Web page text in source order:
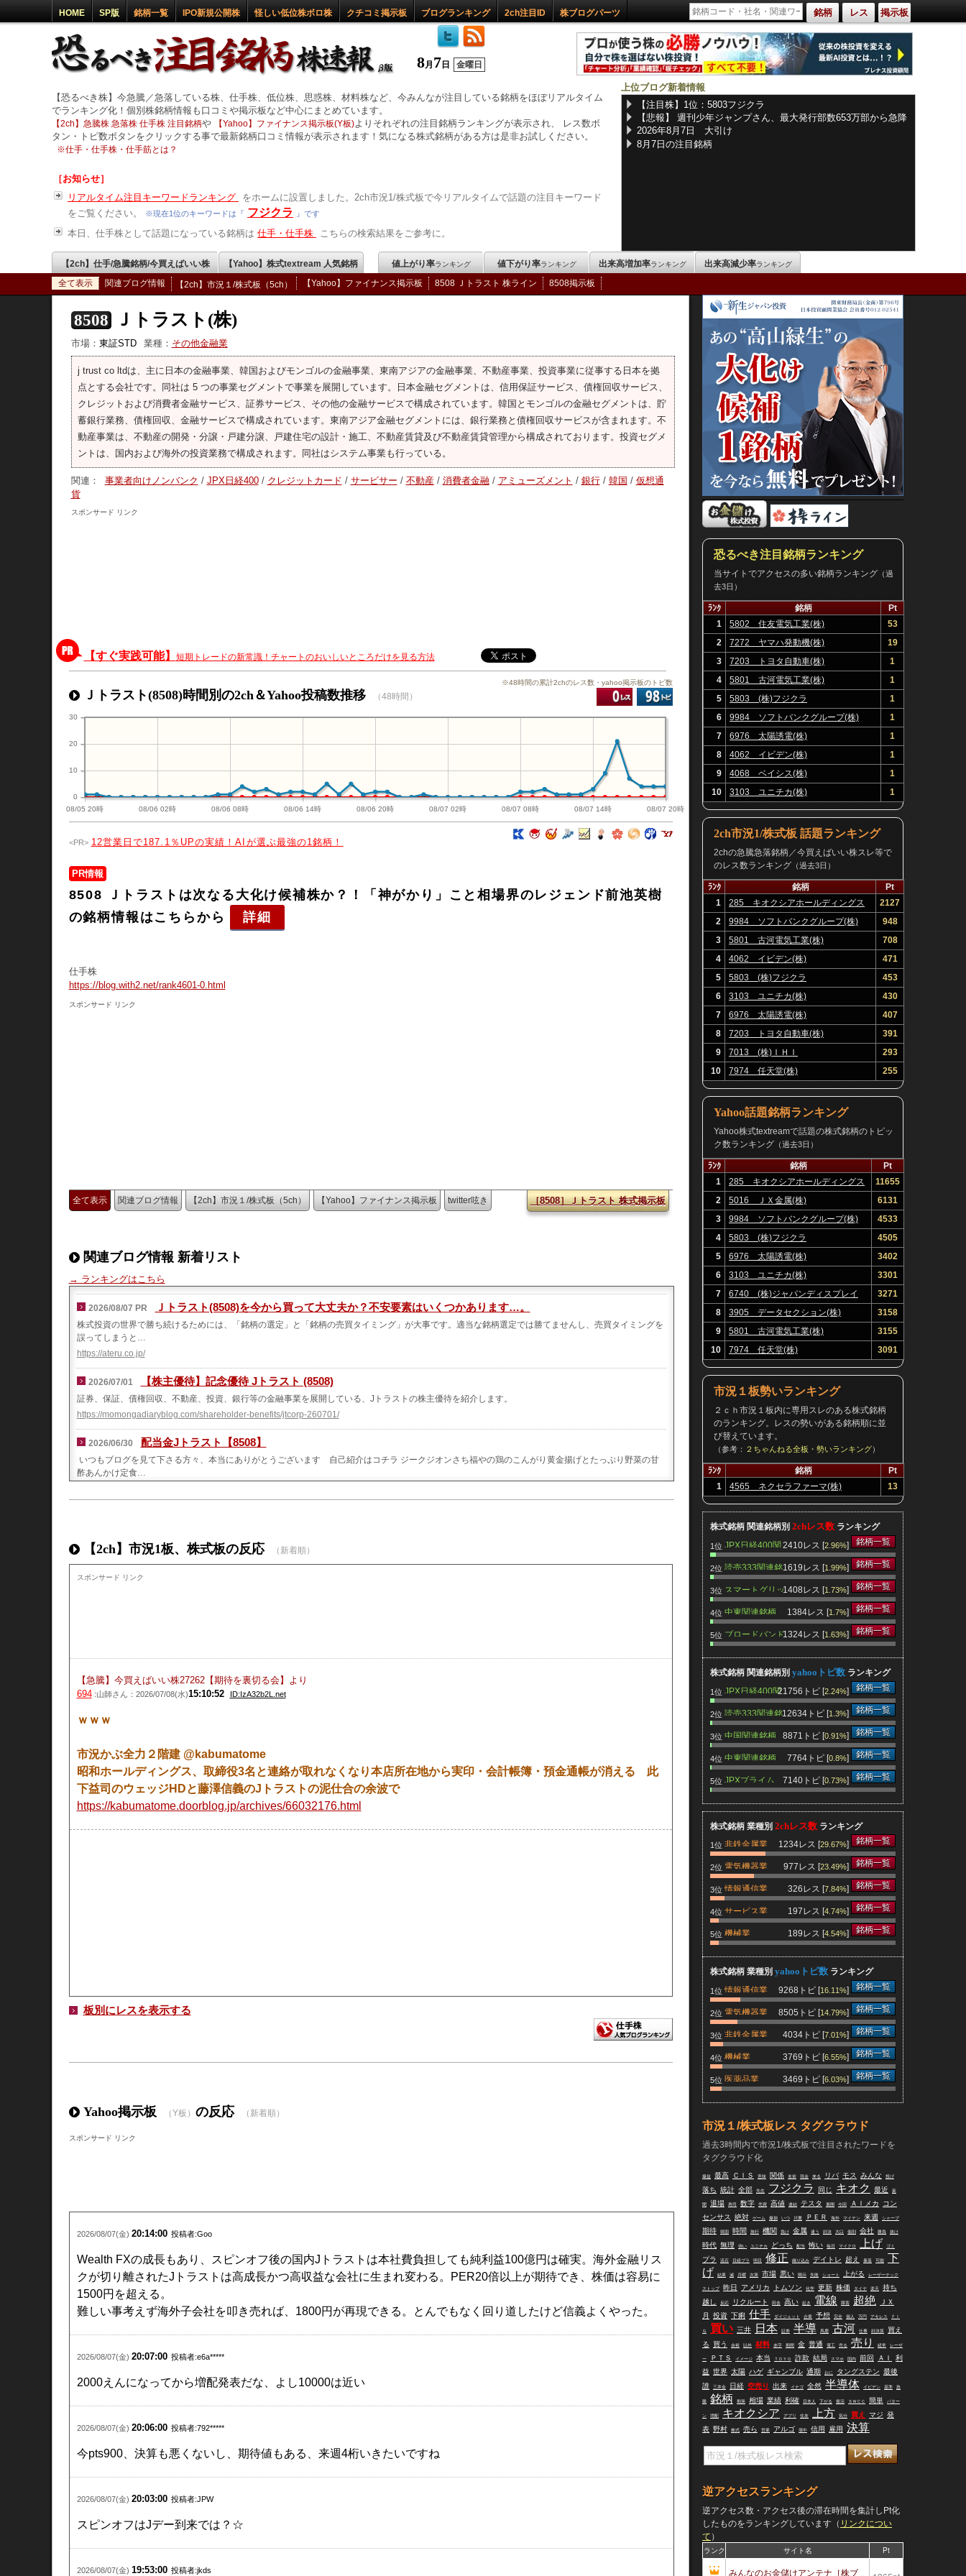
HOME SP版 銘柄一覧 IPO新規公開株 怪しい低位株ボロ株 クチコミ掲示板 ブログランキング 2ch注目ID 株ブログパーツ 銘柄 レス 掲示板
8月 7 日 金曜日
【恐るべき株】今急騰／急落している株、仕手株、低位株、思惑株、材料株など、今みんなが注目している銘柄をほぼリアルタイム
でランキング化！個別株銘柄情報も口コミや掲示板など中心にまとめています。
【2ch】急騰株 急落株 仕手株 注目銘柄や 【Yahoo】ファイナンス掲示板(Y板)よりそれぞれの注目銘柄ランキングが表示され、 レス数ボ
タン・トピ数ボタンをクリックする事で最新銘柄口コミ情報が表示されます！気になる株式銘柄がある方は是非お試しください。
※仕手・仕手株・仕手筋とは？
［お知らせ］
リアルタイム注目キーワードランキング
をホームに設置しました。2ch市況1/株式板で今リアルタイムで話題の注目キーワード
をご覧ください。
※現在1位のキーワードは『 フジクラ 』です
本日、仕手株として話題になっている銘柄は 仕手・仕手株 こちらの検索結果をご参考に。
上位ブログ新着情報
【注目株】1位：5803フジクラ
【悲報】 週刊少年ジャンプさん、最大発行部数653万部から急降
下でついに「100万部」を割ってしまうｗｗｗｗｗ
2026年8月7日 大引け
8月7日の注目銘柄
【2ch】仕手/急騰銘柄/今買えばいい株 【Yahoo】株式textream 人気銘柄 値上がり率ランキング 値下がり率ランキング 出来高増加率ランキング 出来高減少率ランキング
全て表示 関連ブログ情報 【2ch】市況１/株式板（5ch） 【Yahoo】ファイナンス掲示板 8508 Ｊトラスト 株ライン 8508掲示板
8508 Ｊトラスト(株)
市場： 東証STD 業種： その他金融業
j trust co ltdは、主に日本の金融事業、韓国およびモンゴルの金融事業、東南アジアの金融事業、不動産事業、投資事業に従事する日本を拠
点とする会社です。同社は 5 つの事業セグメントで事業を展開しています。日本金融セグメントは、信用保証サービス、債権回収サービス、
クレジットおよび消費者金融サービス、証券サービス、その他の金融サービスで構成されています。韓国とモンゴルの金融セグメントは、貯
蓄銀行業務、債権回収、金融サービスで構成されています。東南アジア金融セグメントには、銀行業務と債権回収サービスが含まれます。不
動産事業は、不動産の開発・分譲・戸建分譲、戸建住宅の設計・施工、不動産賃貸及び不動産賃貸管理から構成されております。投資セグメ
ントは、国内および海外の投資業務で構成されます。同社はシステム事業も行っている。
関連： 事業者向けノンバンク / JPX日経400 / クレジットカード / サービサー / 不動産 / 消費者金融 / アミューズメント / 銀行 / 韓国 / 仮想通
貨
スポンサード リンク
【すぐ実践可能】 短期トレードの新常識！チャートのおいしいところだけを見る方法
Ｊトラスト(8508)時間別の2ch＆Yahoo投稿数推移 （48時間）
※48時間の累計2chのレス数・yahoo掲示板のトピ数
08/05 20時 08/06 02時 08/06 08時 08/06 14時 08/06 20時 08/07 02時 08/07 08時 08/07 14時 08/07 20時
0
10
20
30
12営業日で187.1％UPの実績！AIが選ぶ最強の1銘柄！
PR情報
8508 Ｊトラストは次なる大化け候補株か？！「神がかり」こと相場界のレジェンド前池英樹
の銘柄情報はこちらから
詳細
仕手株
https://blog.with2.net/rank4601-0.html
スポンサード リンク
全て表示 関連ブログ情報 【2ch】市況１/株式板（5ch） 【Yahoo】ファイナンス掲示板 twitter呟き ［8508］Ｊトラスト 株式掲示板
関連ブログ情報 新着リスト
→ ランキングはこちら
2026/08/07 PR Ｊトラスト(8508)を今から買って大丈夫か？不安要素はいくつかあります…。
株式投資の世界で勝ち続けるためには、「銘柄の選定」と「銘柄の売買タイミング」が大事です。適当な銘柄選定では勝てませんし、売買タイミングを
誤ってしまうと…
https://ateru.co.jp/
2026/07/01 【株主優待】記念優待 Jトラスト (8508)
証券、保証、債権回収、不動産、投資、銀行等の金融事業を展開している、Jトラストの株主優待を紹介します。
https://momongadiaryblog.com/shareholder-benefits/jtcorp-260701/
2026/06/30 配当金Jトラスト【8508】
いつもブログを見て下さる方々、本当にありがとうございます 自己紹介はコチラ ジークジオンさち福やの鶏のこんがり黄金揚げとたっぷり野菜の甘
酢あんかけ定食…
Jトラスト(8508)の株主優待って本当にお得？読者による生々しい口コミ評判や星評価から分かった「最大のメリット」と「意外な注意点」とは。いつ
届くかの時期も徹底解説！『毎年6月末時点で100株以上を保有する株主に、グループ企業や提携クリニ...』
https://yutai-kuchikomi.com/stocks/j-trust
【2ch】市況1板、株式板の反応 （新着順）
スポンサード リンク
【急騰】今買えばいい株27262【期待を裏切る会】 より
694:山師さん：2026/07/08(水)15:10:52 ID:IzA32b2L.net
ｗｗｗ
市況かぶ全力２階建 @kabumatome
昭和ホールディングス、取締役3名と連絡が取れなくなり本店所在地から実印・会計帳簿・預金通帳が消える 此
下益司のウェッジHDと藤澤信義のJトラストの泥仕合の余波で
https://kabumatome.doorblog.jp/archives/66032176.html
板別にレスを表示する
Yahoo掲示板 （Y板） の反応 （新着順）
スポンサード リンク
2026/08/07(金) 20:14:00 投稿者:Goo
Wealth FXの成長もあり、スピンオフ後の国内Jトラスト は本社費負担しても純利益100億円は確実。海外金融リス
クが切り離されたJトラストは高成長かつ高収益な会社に生まれ変わる。PER20倍以上が期待でき、株価は容易に
1500円を超える。
難しい事考えず海外子会社を叩き売れば、1800円が再現できる。とんでもなく回り道したけど信義よくやった。
2026/08/07(金) 20:07:00 投稿者:e6a*****
2000えんになってから増配発表だな、よし10000は近い
2026/08/07(金) 20:06:00 投稿者:792*****
今pts900、決算も悪くないし、期待値もある、来週4桁いきたいですね
2026/08/07(金) 20:03:00 投稿者:JPW
スピンオフはJデー到来では？☆
2026/08/07(金) 19:53:00 投稿者:jkds
恐るべき注目銘柄ランキング
当サイトでアクセスの多い銘柄ランキング（過
去3日）
ﾗﾝｸ 銘柄
Pt
1
5802 住友電気工業(株)
53
2
7272 ヤマハ発動機(株)
19
3
7203 トヨタ自動車(株)
1
4
5801 古河電気工業(株)
1
5
5803 (株)フジクラ
1
6
9984 ソフトバンクグループ(株)
1
7
6976 太陽誘電(株)
1
8
4062 イビデン(株)
1
9
4068 ベイシス(株)
1
10
3103 ユニチカ(株) 1
2ch市況1/株式板 話題ランキング
2chの急騰急落銘柄／今買えばいい株スレ等で
のレス数ランキング（過去3日）
ﾗﾝｸ 銘柄
Pt
1
285 キオクシアホールディングス
(株)
2127
2
9984 ソフトバンクグループ(株)
948
3
5801 古河電気工業(株)
708
4
4062 イビデン(株)
471
5
5803 (株)フジクラ
453
6
3103 ユニチカ(株)
430
7
6976 太陽誘電(株)
407
8
7203 トヨタ自動車(株)
391
9
7013 (株)ＩＨＩ
293
10
7974 任天堂(株) 255
Yahoo話題銘柄ランキング
Yahoo株式textreamで話題の株式銘柄のトピッ
ク数ランキング（過去3日）
ﾗﾝｸ 銘柄
Pt
1
285 キオクシアホールディングス
(株)
11655
2
5016 ＪＸ金属(株)
6131
3
9984 ソフトバンクグループ(株)
4533
4
5803 (株)フジクラ
4505
5
6976 太陽誘電(株)
3402
6
3103 ユニチカ(株)
3301
7
6740 (株)ジャパンディスプレイ
3271
8
3905 データセクション(株)
3158
9
5801 古河電気工業(株)
3155
10
7974 任天堂(株) 3091
市況１板勢いランキング
２ｃｈ市況１板内に専用スレのある株式銘柄
のランキング。レスの勢いがある銘柄順に並
び替えています。
（参考：２ちゃんねる全板・勢いランキング）
ﾗﾝｸ 銘柄
Pt
1
4565 ネクセラファーマ(株) 13
株式銘柄 関連銘柄別 2chレス数 ランキング
1位 JPX日経400関
連銘柄
2410レス [2.96%] 銘柄一覧
2位 読売333関連銘
柄
1619レス [1.99%] 銘柄一覧
3位 スマートグリッ
ド関連銘柄
1408レス [1.73%] 銘柄一覧
4位 中東関連銘柄 1384レス [1.7%] 銘柄一覧
5位 ブロードバンド
関連銘柄
1324レス [1.63%] 銘柄一覧
株式銘柄 関連銘柄別 yahooトピ数 ランキング
1位 JPX日経400関
連銘柄
21756トピ [2.24%] 銘柄一覧
2位 読売333関連銘
柄
12634トピ [1.3%] 銘柄一覧
3位 中国関連銘柄 8871トピ [0.91%] 銘柄一覧
4位 中東関連銘柄 7764トピ [0.8%] 銘柄一覧
5位 JPXプライム
150関連銘柄
7140トピ [0.73%] 銘柄一覧
株式銘柄 業種別 2chレス数 ランキング
1位 非鉄金属業 1234レス [29.67%] 銘柄一覧
2位 電気機器業 977レス [23.49%] 銘柄一覧
3位 情報通信業 326レス [7.84%] 銘柄一覧
4位 サービス業 197レス [4.74%] 銘柄一覧
5位 機械業 189レス [4.54%] 銘柄一覧
株式銘柄 業種別 yahooトピ数 ランキング
1位 情報通信業 9268トピ [16.11%] 銘柄一覧
2位 電気機器業 8505トピ [14.79%] 銘柄一覧
3位 非鉄金属業 4034トピ [7.01%] 銘柄一覧
4位 機械業 3769トピ [6.55%] 銘柄一覧
5位 医薬品業 3469トピ [6.03%] 銘柄一覧
市況１/株式板レス タグクラウド
過去3時間内で市況1/株式板で注目されたワードを
タグクラウド化
爆益 最高 ＣＩＳ 意味 関係 名前 現金 来る リバ モス みんな 投げ
落ち 統計 全部 先生 フジクラ 同じ キオク 最近 新
聞 退場 寿司 数字 売買 高値 連結 テスタ 展開 今回 ＡＩメカ
コン
センサス
絶対 ゲーム 爆損 いつ 川重 ＰＥＲ 海外 マイテン 来週 シャープ
期待 韓国 時間 旅行 機関 負け 金属 違う 好決 大口 個別 会社 勝負 抜け
時代 無理 強い ユニチカ どっち 配当 怖い 毎日 マイクロ 上げ ゴミ
プラ 流石 日経プラ 明日 修正 織り込み デイトレ 超え 暴落 可能
下
げ
結果 減 月曜 次第 市場 悪い 開示 失敗 ショート 上がる レーザーテック
ストップ 昨日 アメリカ トムソン 化学 更新 株価 タイヤ 楽天
持ち
越し
反応 リクルート 田舎 高い 起き 電線 障害 超絶
ＪＸ
月
投資 下痢 仕手 ダイジェット 企業 予想 完全 個人 万円 アキレス ＦＩ
Ｇ 買い 三井 日本 証券 半導 馬鹿 古河 仕事 好決算
買え
る
買う 余裕 以外 材料 赤字 期間 金 普通 電工 売る 売り 経常 レーザ
ー ＰＴＳ イメージ 本当 ＴＯＹＯ 詐欺 結局 スマホ 国内 前回 ＡＩ
利
益 世界 太陽 ハゲ ギャンブル 通期 おに タングステン 最後
誰
三井金 日経 空売り 出来 イナゴ 全然 半導体 イビデン 基準 急
騰 銘柄 期第 相場 業績 利確 日本人 下がる 復活 ＳＷＣＣ 簡単 パター
ン 増配 キオクシア アプリ 住友 上方 気分 買え マジ 発
表 野村 株式 売ら 営業 アルゴ 場中 信用 雇用 決算
逆アクセスランキング
逆アクセス数・アクセス後の滞在時間を集計しPt化
したものをランキングしています（ リンクについ
て）
ランク サイト名 Pt
みんなのお金儲けアンテナ［株ブ